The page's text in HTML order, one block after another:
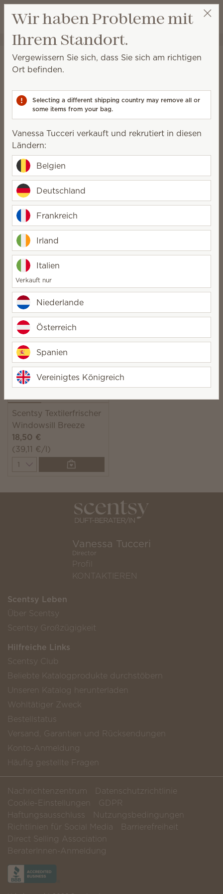
Wunschliste
Warenkorb
Vanessa Tucceri Party auswählen
Textilerfrischer
Textilerfrischer
waschende Textilien, wenn Sie Lust auf Scentsy Duft
haben.
5 Ergebnisse
Filter Relevanz
Scentsy Textilerfrischer
Magnolia Shimmer
18,50 €
(39,11 €/l)
Quantity
Scentsy Textilerfrischer
(39,11 €/l)
Scentsy Textilerfrischer
Clothesline
18,50 €
(39,11 €/l)
Quantity
18,50 €
Quantity
Scentsy Textilerfrischer
Windowsill Breeze
18,50 €
(39,11 €/l)
Quantity
Vanessa Tucceri
Director
Profil
KONTAKTIEREN
Scentsy Leben
Über Scentsy
Scentsy Großzügigkeit
Hilfreiche Links
Scentsy Club
Beliebte Katalogprodukte durchstöbern
Unseren Katalog herunterladen
Wohltätiger Zweck
Bestellstatus
Versand, Garantien und Rücksendungen
Konto-Anmeldung
Häufig gestellte Fragen
Nachrichtenzentrum
Datenschutzrichtlinie
Cookie-Einstellungen
GDPR
Haftungsausschluss
Nutzungsbedingungen
Richtlinien für Social Media
Barrierefreiheit
Direct Selling Association
BeraterInnen-Anmeldung
Wir haben Probleme mit
Ihrem Standort.
Vergewissern Sie sich, dass Sie sich am richtigen
Ort befinden.
Selecting a different shipping country may remove all or
some items from your bag.
Vanessa Tucceri verkauft und rekrutiert in diesen
Ländern:
Belgien
Deutschland
Frankreich
Irland
Italien
Verkauft nur
Niederlande
Österreich
Spanien
Vereinigtes Königreich